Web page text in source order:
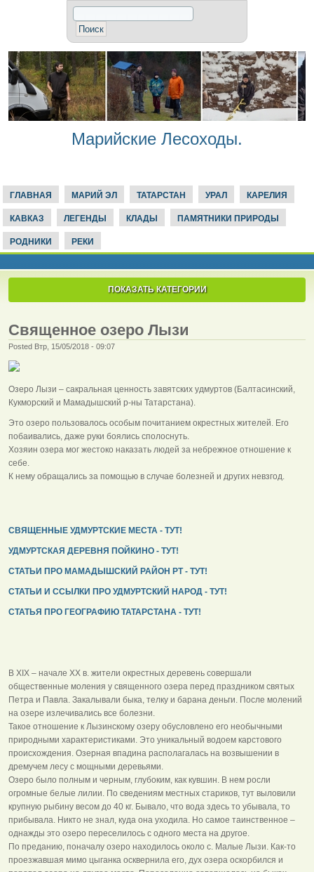
Марийские Лесоходы.
ГЛАВНАЯ МАРИЙ ЭЛ ТАТАРСТАН УРАЛ КАРЕЛИЯ
КАВКАЗ ЛЕГЕНДЫ КЛАДЫ ПАМЯТНИКИ ПРИРОДЫ
РОДНИКИ РЕКИ
ПОКАЗАТЬ КАТЕГОРИИ
Священное озеро Лызи
Posted Втр, 15/05/2018 - 09:07
Озеро Лызи – сакральная ценность завятских удмуртов (Балтасинский,
Кукморский и Мамадышский р-ны Татарстана).
Это озеро пользовалось особым почитанием окрестных жителей. Его
побаивались, даже руки боялись сполоснуть.
Хозяин озера мог жестоко наказать людей за небрежное отношение к
себе.
К нему обращались за помощью в случае болезней и других невзгод.
СВЯЩЕННЫЕ УДМУРТСКИЕ МЕСТА - ТУТ!
УДМУРТСКАЯ ДЕРЕВНЯ ПОЙКИНО - ТУТ!
СТАТЬИ ПРО МАМАДЫШСКИЙ РАЙОН РТ - ТУТ!
СТАТЬИ И ССЫЛКИ ПРО УДМУРТСКИЙ НАРОД - ТУТ!
СТАТЬЯ ПРО ГЕОГРАФИЮ ТАТАРСТАНА - ТУТ!
В XIX – начале XX в. жители окрестных деревень совершали
общественные моления у священного озера перед праздником святых
Петра и Павла. Закалывали быка, телку и барана деньги. После молений
на озере излечивались все болезни.
Такое отношение к Лызинскому озеру обусловлено его необычными
природными характеристиками. Это уникальный водоем карстового
происхождения. Озерная впадина располагалась на возвышении в
дремучем лесу с мощными деревьями.
Озеро было полным и черным, глубоким, как кувшин. В нем росли
огромные белые лилии. По сведениям местных стариков, тут выловили
крупную рыбину весом до 40 кг. Бывало, что вода здесь то убывала, то
прибывала. Никто не знал, куда она уходила. Но самое таинственное –
однажды это озеро переселилось с одного места на другое.
По преданию, поначалу озеро находилось около с. Малые Лызи. Как-то
проезжавшая мимо цыганка осквернила его, дух озера оскорбился и